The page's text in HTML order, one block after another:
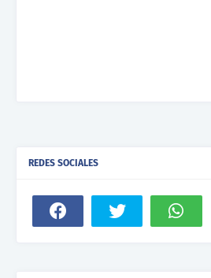
REDES SOCIALES